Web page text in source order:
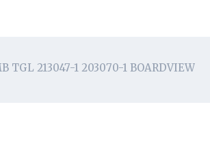
213047-1 203070-1 BOARDVIEW